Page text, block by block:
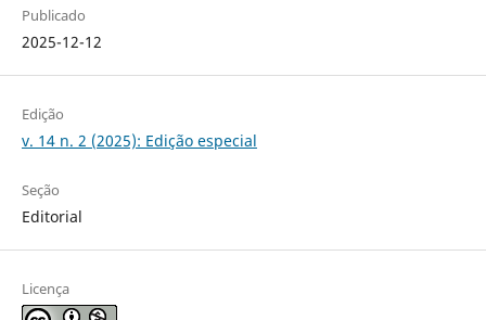
Publicado
2025-12-12
Edição
v. 14 n. 2 (2025): Edição especial
Seção
Editorial
Licença